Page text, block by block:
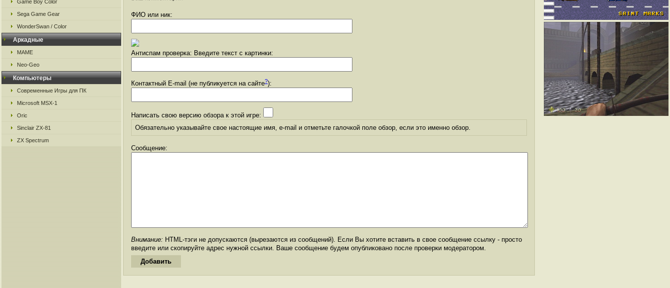
Game Boy Color
Sega Game Gear
WonderSwan / Color
Аркадные
MAME
Neo-Geo
Компьютеры
Современные Игры для ПК
Microsoft MSX-1
Oric
Sinclair ZX-81
ZX Spectrum
ФИО или ник:
Антиспам проверка: Введите текст с картинки:
Контактный E-mail (не публикуется на сайте?):
Написать свою версию обзора к этой игре:
Обязательно указывайте свое настоящие имя, e-mail и отметьте галочкой поле обзор, если это именно обзор.
Сообщение:
Внимание: HTML-тэги не допускаются (вырезаются из сообщений). Если Вы хотите вставить в свое сообщение ссылку - просто
введите или скопируйте адрес нужной ссылки. Ваше сообщение будем опубликовано после проверки модератором.